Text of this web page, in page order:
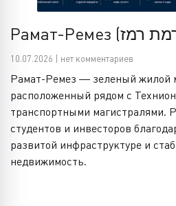
10.07.2026 | нет комментариев
Рамат-Ремез — зеленый жилой
расположенный рядом с
транспортными магистралями.
студентов и инвесторов
развитой инфраструктуре и
недвижимость.